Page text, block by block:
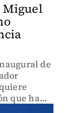
Miguel
de
que ha
del